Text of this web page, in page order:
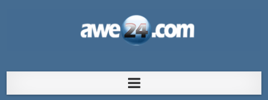
pa Aruba